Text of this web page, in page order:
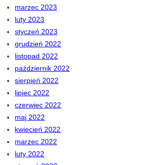
marzec 2023
luty 2023
styczeń 2023
grudzień 2022
listopad 2022
październik 2022
sierpień 2022
lipiec 2022
czerwiec 2022
maj 2022
kwiecień 2022
marzec 2022
luty 2022